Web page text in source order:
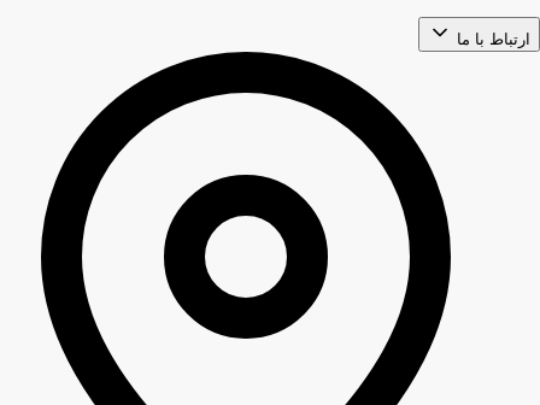
ارتباط با ما